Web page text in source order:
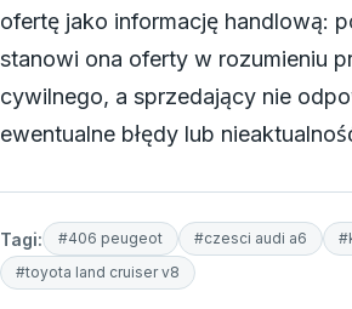
ofertę jako informację handlową:
stanowi ona oferty w rozumieniu
cywilnego, a sprzedający nie
ewentualne błędy lub
Tagi: #406 peugeot #czesci audi a6
#toyota land cruiser v8